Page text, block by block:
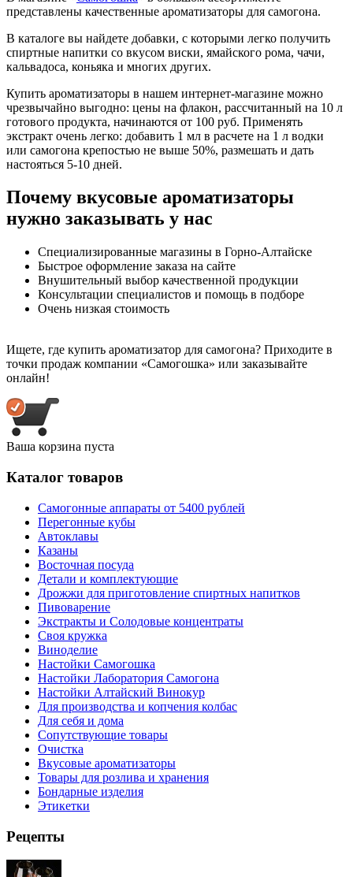
представлены качественные ароматизаторы для самогона.
В каталоге вы найдете добавки, с которыми легко получить
спиртные напитки со вкусом виски, ямайского рома, чачи,
кальвадоса, коньяка и многих других.
Купить ароматизаторы в нашем интернет-магазине можно
чрезвычайно выгодно: цены на флакон, рассчитанный на 10 л
готового продукта, начинаются от 100 руб. Применять
экстракт очень легко: добавить 1 мл в расчете на 1 л водки
или самогона крепостью не выше 50%, размешать и дать
настояться 5-10 дней.
Почему вкусовые ароматизаторы
нужно заказывать у нас
Специализированные магазины в Горно-Алтайске
Быстрое оформление заказа на сайте
Внушительный выбор качественной продукции
Консультации специалистов и помощь в подборе
Очень низкая стоимость
Ищете, где купить ароматизатор для самогона? Приходите в
точки продаж компании «Самогошка» или заказывайте
онлайн!
Ваша корзина пуста
Каталог товаров
Самогонные аппараты от 5400 рублей
Перегонные кубы
Автоклавы
Казаны
Восточная посуда
Детали и комплектующие
Дрожжи для приготовление спиртных напитков
Пивоварение
Экстракты и Солодовые концентраты
Своя кружка
Виноделие
Настойки Самогошка
Настойки Лаборатория Самогона
Настойки Алтайский Винокур
Для производства и копчения колбас
Для себя и дома
Сопутствующие товары
Очистка
Вкусовые ароматизаторы
Товары для розлива и хранения
Бондарные изделия
Этикетки
Рецепты